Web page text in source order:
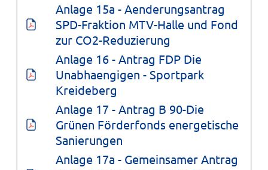
Anlage 15a - Aenderungsantrag
SPD-Fraktion MTV-Halle und Fond
zur CO2-Reduzierung
Anlage 16 - Antrag FDP Die
Unabhaengigen - Sportpark
Kreideberg
Anlage 17 - Antrag B 90-Die
Grünen Förderfonds energetische
Sanierungen
Anlage 17a - Gemeinsamer Antrag